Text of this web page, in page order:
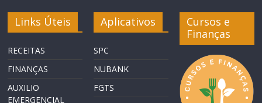
Links Úteis
RECEITAS
FINANÇAS
AUXILIO
EMERGENCIAL
Aplicativos
SPC
NUBANK
FGTS
Cursos e
Finanças